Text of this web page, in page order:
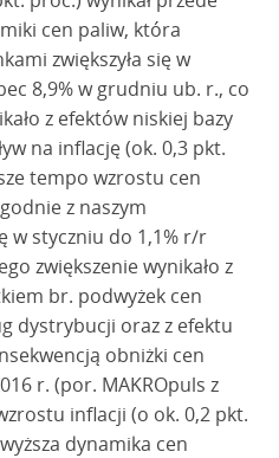
cen paliw, która
zwiększyła się w
8,9% w grudniu ub. r., co
z efektów niskiej bazy
na inflację (ok. 0,3 pkt.
tempo wzrostu cen
z naszym
w styczniu do 1,1% r/r
zwiększenie wynikało z
br. podwyżek cen
dystrybucji oraz z efektu
obniżki cen
r. (por. MAKROpuls z
inflacji (o ok. 0,2 pkt.
dynamika cen